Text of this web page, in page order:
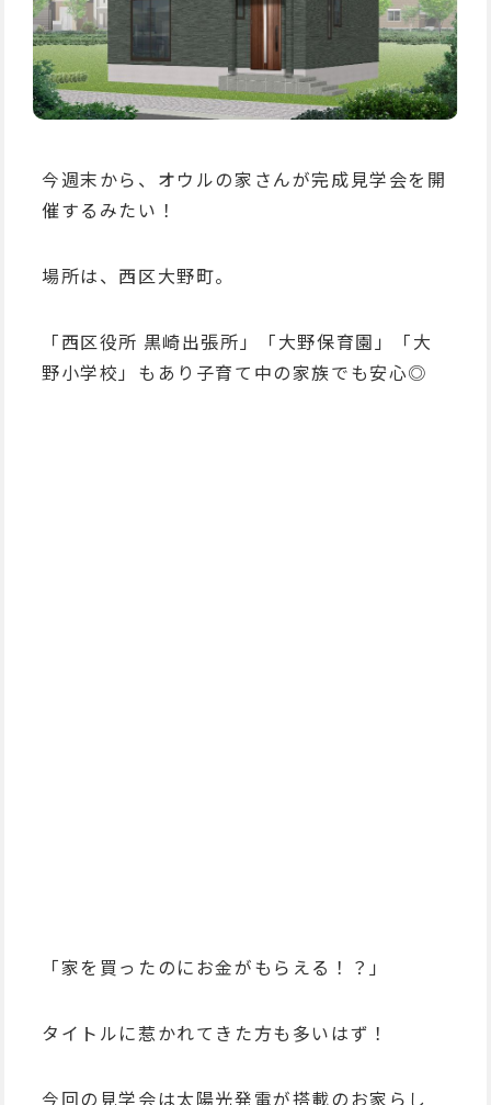
今週末から、オウルの家さんが完成見学会を開
催するみたい！
場所は、西区大野町。
「西区役所 黒崎出張所」「大野保育園」「大
野小学校」もあり子育て中の家族でも安心◎
「家を買ったのにお金がもらえる！？」
タイトルに惹かれてきた方も多いはず！
今回の見学会は太陽光発電が搭載のお家らし